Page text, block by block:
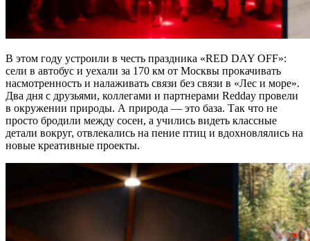
В этом году устроили в честь праздника «RED DAY OFF»:
сели в автобус и уехали за 170 км от Москвы прокачивать
насмотренность и налаживать связи без связи в «Лес и море».
Два дня с друзьями, коллегами и партнерами Redday провели
в окружении природы. А природа — это база. Так что не
просто бродили между сосен, а учились видеть классные
детали вокруг, отвлекались на пение птиц и вдохновлялись на
новые креативные проекты.